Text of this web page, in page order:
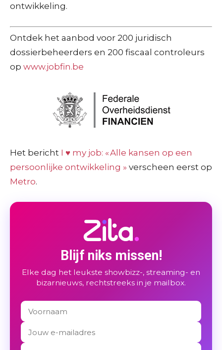
ontwikkeling.
Ontdek het aanbod voor 200 juridisch
dossierbeheerders en 200 fiscaal controleurs
op www.jobfin.be
Het bericht I ♥ my job: « Alle kansen op een
persoonlijke ontwikkeling » verscheen eerst op
Metro.
Blijf niks missen!
Elke dag het leukste showbizz-, streaming- en
bizarnieuws, rechtstreeks in je mailbox.